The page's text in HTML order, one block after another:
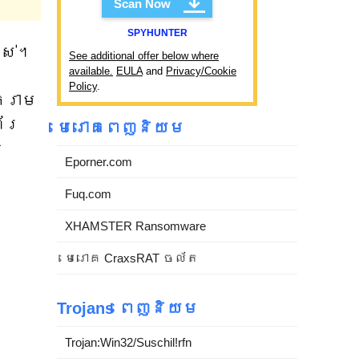
។
ាម
រ
Scan Now
SPYHUNTER
See additional offer below where
available. EULAand Privacy/Cookie
Policy.
មេរោគពេញនិយម
Eporner.com
Fuq.com
XHAMSTER Ransomware
មេរោគ CraxsRAT ចល័ត
Trojans ពេញនិយម
Trojan:Win32/Suschil!rfn